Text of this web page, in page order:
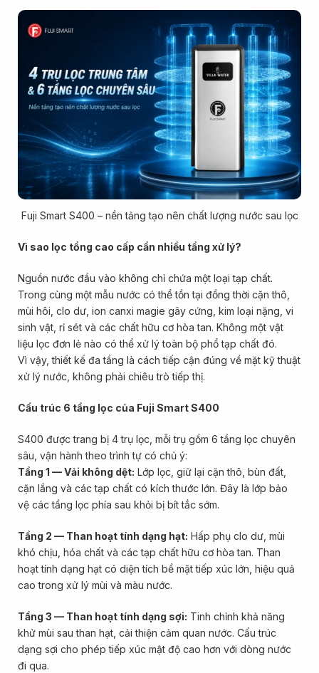
Fuji Smart S400 – nền tảng tạo nên chất lượng nước sau lọc
Vì sao lọc tổng cao cấp cần nhiều tầng xử lý?
Nguồn nước đầu vào không chỉ chứa một loại tạp chất.
Trong cùng một mẫu nước có thể tồn tại đồng thời cặn thô,
mùi hôi, clo dư, ion canxi magie gây cứng, kim loại nặng, vi
sinh vật, rỉ sét và các chất hữu cơ hòa tan. Không một vật
liệu lọc đơn lẻ nào có thể xử lý toàn bộ phổ tạp chất đó.
Vì vậy, thiết kế đa tầng là cách tiếp cận đúng về mặt kỹ thuật
xử lý nước, không phải chiêu trò tiếp thị.
Cấu trúc 6 tầng lọc của Fuji Smart S400
S400 được trang bị 4 trụ lọc, mỗi trụ gồm 6 tầng lọc chuyên
sâu, vận hành theo trình tự có chủ ý:
Tầng 1 — Vải không dệt: Lớp lọc, giữ lại cặn thô, bùn đất,
cặn lắng và các tạp chất có kích thước lớn. Đây là lớp bảo
vệ các tầng lọc phía sau khỏi bị bít tắc sớm.
Tầng 2 — Than hoạt tính dạng hạt: Hấp phụ clo dư, mùi
khó chịu, hóa chất và các tạp chất hữu cơ hòa tan. Than
hoạt tính dạng hạt có diện tích bề mặt tiếp xúc lớn, hiệu quả
cao trong xử lý mùi và màu nước.
Tầng 3 — Than hoạt tính dạng sợi: Tinh chỉnh khả năng
khử mùi sau than hạt, cải thiện cảm quan nước. Cấu trúc
dạng sợi cho phép tiếp xúc mật độ cao hơn với dòng nước
đi qua.